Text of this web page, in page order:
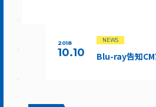
2018
10.10
NEWS
Blu-ray告知CM